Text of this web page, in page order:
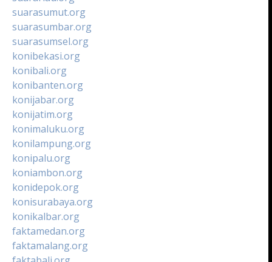
suarasumut.org
suarasumbar.org
suarasumsel.org
konibekasi.org
konibali.org
konibanten.org
konijabar.org
konijatim.org
konimaluku.org
konilampung.org
konipalu.org
koniambon.org
konidepok.org
konisurabaya.org
konikalbar.org
faktamedan.org
faktamalang.org